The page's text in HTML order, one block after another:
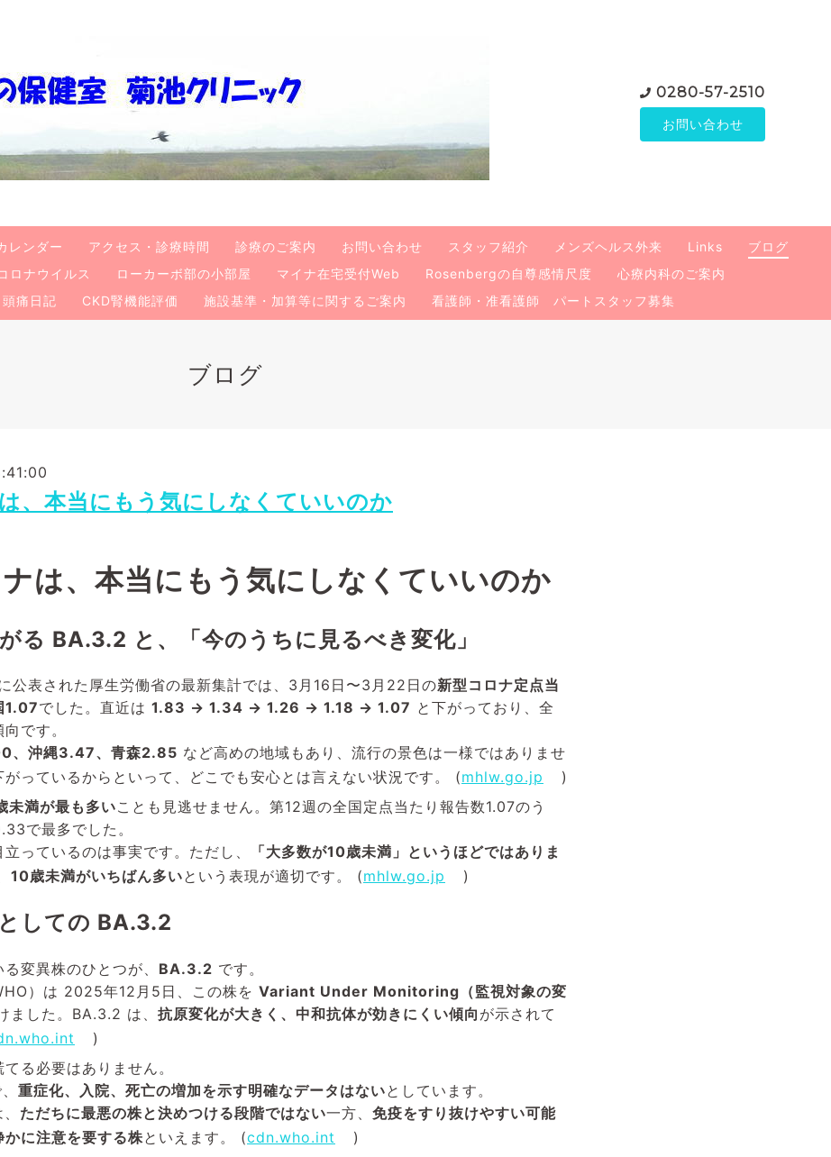
0280-57-2510
お問い合わせ
レンダー アクセス・診療時間 診療のご案内 お問い合わせ スタッフ紹介 メンズヘルス外来 Links
ブログ
ロナウイルス ローカーボ部の小部屋 マイナ在宅受付Web Rosenbergの自尊感情尺度
心療内科のご案内
頭痛日記 CKD腎機能評価 施設基準・加算等に関するご案内 看護師・准看護師 パートスタッフ募集
ブログ
、本当にもう気にしなくていいのか
は、本当にもう気にしなくていいのか
る BA.3.2 と、「今のうちに見るべき変化」
公表された厚生労働省の最新集計では、3月16日〜3月22日の新型コロナ定点当
1.07でした。直近は 1.83 → 1.34 → 1.26 → 1.18 → 1.07 と下がっており、全
です。
、沖縄3.47、青森2.85 など高めの地域もあり、流行の景色は一様ではありませ
がっているからといって、どこでも安心とは言えない状況です。 (mhlw.go.jp
)
未満が最も多いことも見逃せません。第12週の全国定点当たり報告数1.07のう
で最多でした。
っているのは事実です。ただし、
「大多数が10歳未満」というほどではありま
10歳未満がいちばん多いという表現が適切です。 (mhlw.go.jp )
しての BA.3.2
変異株のひとつが、 BA.3.2 です。
）は 2025年12月5日、この株を Variant Under Monitoring（監視対象の変
ました。BA.3.2 は、 抗原変化が大きく、中和抗体が効きにくい傾向 が示されて
)
る必要はありません。
重症化、入院、死亡の増加を示す明確なデータはないとしています。
ただちに最悪の株と決めつける段階ではない一方、 免疫をすり抜けやすい可能
に注意を要する株といえます。 (cdn.who.int
)